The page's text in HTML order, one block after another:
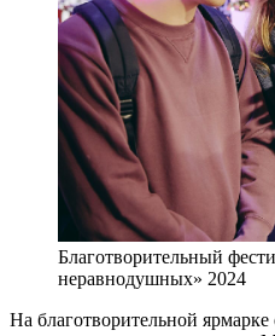
Благотворительный
неравнодушных» 2024
На благотворительной ярмарке